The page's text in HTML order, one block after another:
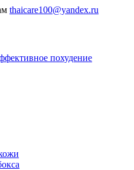
thaicare100@yandex.ru
похудение